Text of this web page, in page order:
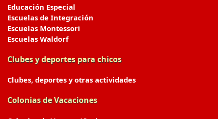
Educación Especial
Escuelas de Integración
Escuelas Montessori
Escuelas Waldorf
Clubes y deportes para chicos
Clubes, deportes y otras actividades
Colonias de Vacaciones